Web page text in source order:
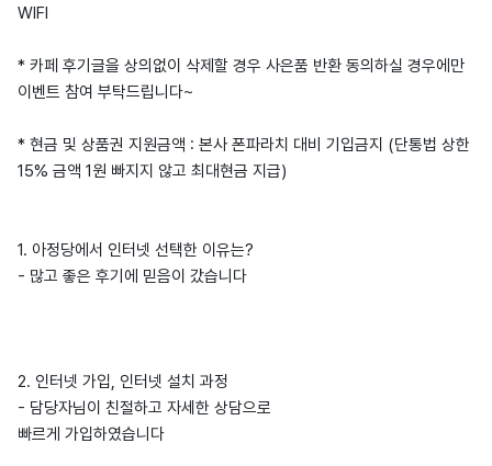
WIFI
* 카페 후기글을 상의없이 삭제할 경우 사은품 반환 동의하실 경우에만
이벤트 참여 부탁드립니다~
* 현금 및 상품권 지원금액 : 본사 폰파라치 대비 기입금지 (단통법 상한
15% 금액 1원 빠지지 않고 최대현금 지급)
1. 아정당에서 인터넷 선택한 이유는?
- 많고 좋은 후기에 믿음이 갔습니다
2. 인터넷 가입, 인터넷 설치 과정
- 담당자님이 친절하고 자세한 상담으로
빠르게 가입하였습니다